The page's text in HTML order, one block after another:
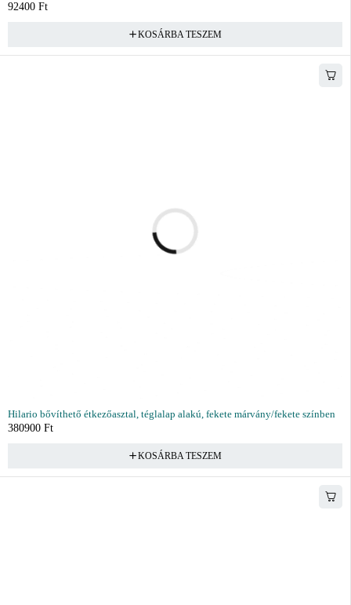
92400 Ft
KOSÁRBA TESZEM
Hilario bővíthető étkezőasztal, téglalap alakú, fekete márvány/fekete színben
380900 Ft
KOSÁRBA TESZEM